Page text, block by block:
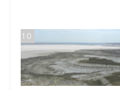
10